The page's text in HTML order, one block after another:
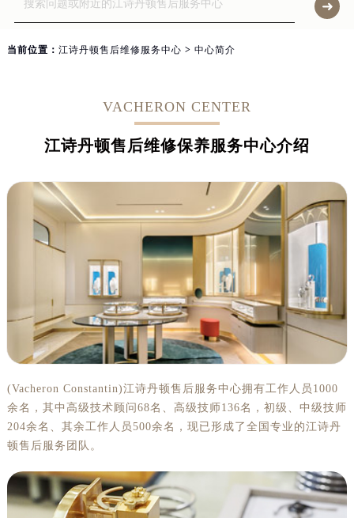
当前位置： 江诗丹顿售后维修服务中心 > 中心简介
VACHERON CENTER
江诗丹顿售后维修保养服务中心介绍
(Vacheron Constantin)江诗丹顿售后服务中心拥有工作人员1000
余名，其中高级技术顾问68名、高级技师136名，初级、中级技师
204余名、其余工作人员500余名，现已形成了全国专业的江诗丹
顿售后服务团队。